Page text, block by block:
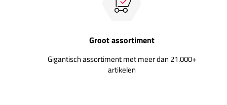
Groot assortiment
Gigantisch assortiment met meer dan 21.000+
artikelen